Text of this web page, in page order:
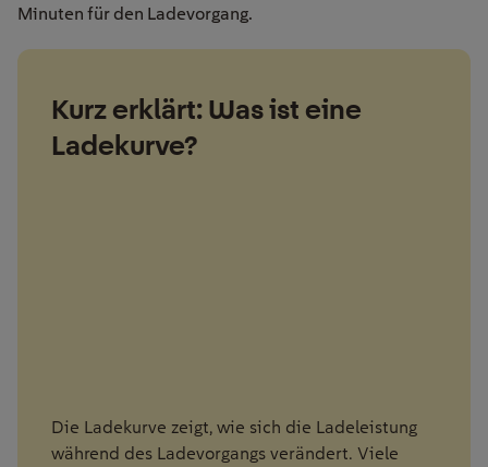
Minuten für den Ladevorgang.
Kurz erklärt: Was ist eine
Ladekurve?
Die Ladekurve zeigt, wie sich die Ladeleistung
während des Ladevorgangs verändert. Viele